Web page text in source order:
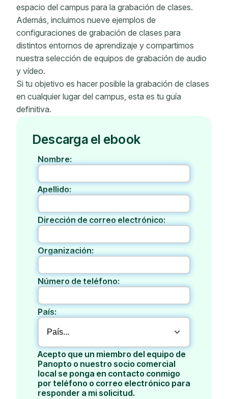
espacio del campus para la grabación de clases.
Además, incluimos nueve ejemplos de
configuraciones de grabación de clases para
distintos entornos de aprendizaje y compartimos
nuestra selección de equipos de grabación de audio
y vídeo.
Si tu objetivo es hacer posible la grabación de clases
en cualquier lugar del campus, esta es tu guía
definitiva.
Descarga el ebook
Nombre:
Apellido:
Dirección de correo electrónico:
Organización:
Número de teléfono:
País:
Acepto que un miembro del equipo de
Panopto o nuestro socio comercial
local se ponga en contacto conmigo
por teléfono o correo electrónico para
responder a mi solicitud.